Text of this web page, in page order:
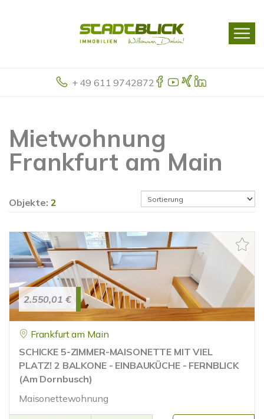
+ 49 611 9742872
Mietwohnung
Frankfurt am Main
Objekte: 2
2.550,01 €
Frankfurt am Main
SCHICKE 5-ZIMMER-MAISONETTE MIT VIEL
PLATZ! 2 BALKONE - EINBAUKÜCHE - FERNBLICK
(Am Dornbusch)
Maisonettewohnung